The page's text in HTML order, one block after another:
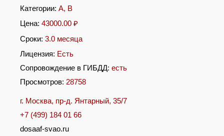
Категории: A, B
Цена: 43000.00 ₽
Сроки: 3.0 месяца
Лицензия: Есть
Сопровождение в ГИБДД: есть
Просмотров: 28758
г. Москва, пр-д. Янтарный, 35/7
+7 (499) 184 01 66
dosaaf-svao.ru